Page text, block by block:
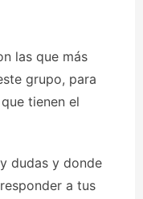
las que más
grupo, para
tienen el
dudas y donde
a tus